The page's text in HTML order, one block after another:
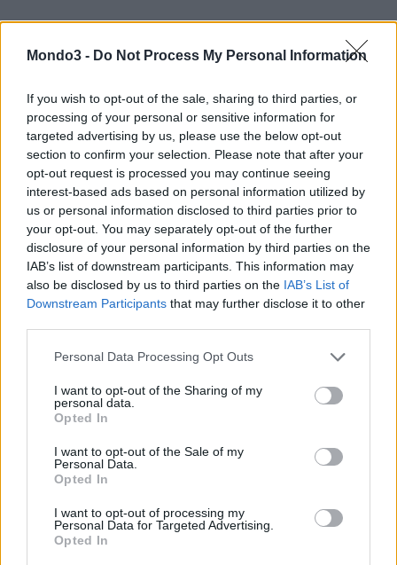
Mondo3 - Do Not Process My Personal Information
If you wish to opt-out of the sale, sharing to third parties, or
processing of your personal or sensitive information for
targeted advertising by us, please use the below opt-out
section to confirm your selection. Please note that after your
opt-out request is processed you may continue seeing
interest-based ads based on personal information utilized by
us or personal information disclosed to third parties prior to
your opt-out. You may separately opt-out of the further
disclosure of your personal information by third parties on the
IAB’s list of downstream participants. This information may
also be disclosed by us to third parties on the IAB’s List of
Downstream Participants that may further disclose it to other
Personal Data Processing Opt Outs
I want to opt-out of the Sharing of my
personal data.
Opted In
I want to opt-out of the Sale of my
Personal Data.
Opted In
I want to opt-out of processing my
Personal Data for Targeted Advertising.
Opted In
a chi le riceve, mentre solo per quelle “erga omnes” ci sarà
l’avviso pubblico.
Vedi anche le ultime rimodulazioni:a.piani 3 “senza limiti”
modificati via SMSb. piani internet Tre.Dati a tempo, cosa cambia
dal 1° marzo 2016
CONDIVIDI QUESTO ARTICOLO:
E-mail LinkedIn Facebook
WhatsApp Stampa
LE MIGLIORI OFFERTE AMAZON